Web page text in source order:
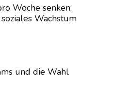
Woche senken;
Wachstum
und die Wahl